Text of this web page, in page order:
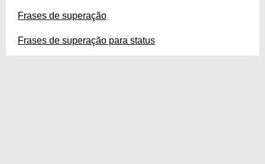
Frases de superação
Frases de superação para status